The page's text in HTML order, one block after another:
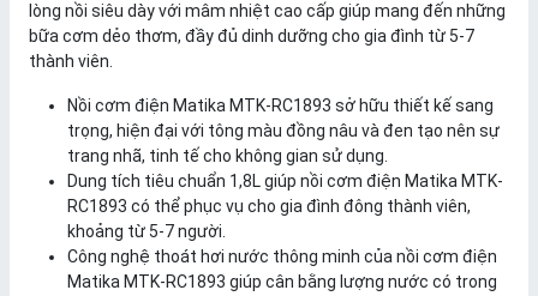
lòng nồi siêu dày với mâm nhiệt cao cấp giúp mang đến những
bữa cơm dẻo thơm, đầy đủ dinh dưỡng cho gia đình từ 5-7
thành viên.
Nồi cơm điện Matika MTK-RC1893 sở hữu thiết kế sang
trọng, hiện đại với tông màu đồng nâu và đen tạo nên sự
trang nhã, tinh tế cho không gian sử dụng.
Dung tích tiêu chuẩn 1,8L giúp nồi cơm điện Matika MTK-
RC1893 có thể phục vụ cho gia đình đông thành viên,
khoảng từ 5-7 người.
Công nghệ thoát hơi nước thông minh của nồi cơm điện
Matika MTK-RC1893 giúp cân bằng lượng nước có trong